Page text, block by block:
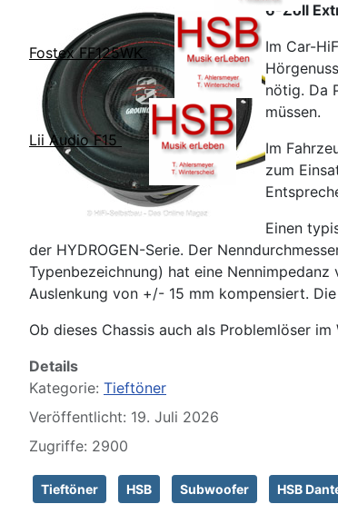
Fostex FF125WK
Lii Audio F15
6-Zoll
Im Car-
nötig. Da
müssen.
Im
zum
Einen
der HYDROGEN-Serie. Der
Typenbezeichnung) hat eine
Auslenkung von +/- 15 mm kompensiert.
Ob dieses Chassis auch als Problemlöser
Details
Kategorie: Tieftöner
Veröffentlicht: 19. Juli 2026
Zugriffe: 2900
Tieftöner HSB Subwoofer HSB